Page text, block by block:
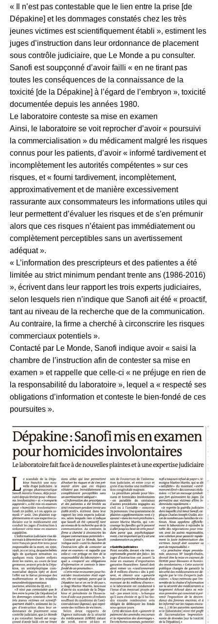
« Il n’est pas contestable que le lien entre la prise [de
Dépakine] et les dommages constatés chez les très
jeunes victimes est scientifiquement établi », estiment les
juges d’instruction dans leur ordonnance de placement
sous contrôle judiciaire, que Le Monde a pu consulter.
Sanofi est soupçonné d’avoir failli « en ne tirant pas
toutes les conséquences de la connaissance de la
toxicité [de la Dépakine] à l’égard de l’embryon », toxicité
documentée depuis les années 1980.
Le laboratoire conteste sa mise en examen
Ainsi, le laboratoire se voit reprocher d’avoir « poursuivi
la commercialisation » du médicament malgré les risques
connus pour les patients, d’avoir « informé tardivement et
incomplètement les autorités compétentes » sur ces
risques, et « fourni tardivement, incomplètement,
approximativement et de manière excessivement
rassurante aux consommateurs les informations utiles qui
leur permettent d’évaluer les risques et de s’en prémunir
alors que ces risques n’étaient pas immédiatement ou
complètement perceptibles sans un avertissement
adéquat ».
« L’information des prescripteurs et des patientes a été
limitée au strict minimum pendant trente ans (1986-2016)
», écrivent dans leur rapport les trois experts judiciaires,
selon lesquels rien n’indique que Sanofi ait été « proactif,
tant au niveau de la recherche que de la communication.
Au contraire, la firme a cherché à circonscrire les risques
commerciaux potentiels ».
Contacté par Le Monde, Sanofi indique avoir « saisi la
chambre de l’instruction afin de contester sa mise en
examen » et rappelle que celle-ci « ne préjuge en rien de
la responsabilité du laboratoire », lequel a « respecté ses
obligations d’information et conteste le bien-fondé de ces
poursuites ».